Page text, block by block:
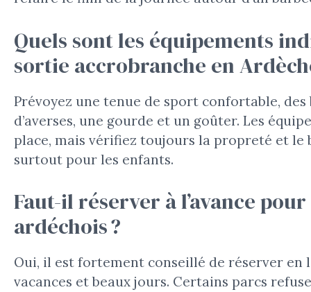
Quels sont les équipements
sortie accrobranche en
Prévoyez une tenue de sport confortable,
d’averses, une gourde et un goûter. Les
place, mais vérifiez toujours la propreté et le
surtout pour les enfants.
Faut-il réserver à l’avance
ardéchois ?
Oui, il est fortement conseillé de réserver en
vacances et beaux jours. Certains parcs